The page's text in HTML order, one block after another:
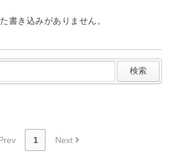
書き込みがありません。
検索
1 Next